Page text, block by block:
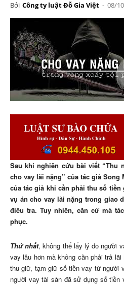
Bởi Công ty luật Đỗ Gia Việt - 08/
Sau khi nghiên cứu bài viết “Thu
cho vay lãi nặng” của tác giả
của tác giả khi cần phải thu số
vụ án cho vay lãi nặng trong giao
điều tra. Tuy nhiên, căn cứ mà
phục.
Thứ nhất, không thể lấy lý do người
vay lâu hơn mà không cần phải trả
thu giữ, tạm giữ số tiền vay từ người
người vay tài sản đã sử dụng số tiền